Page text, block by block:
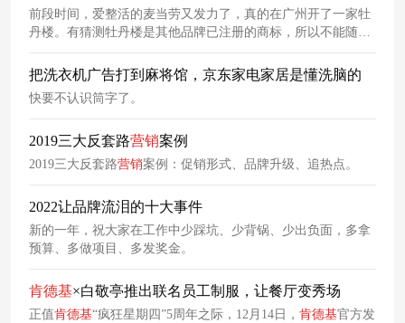
前段时间，爱整活的麦当劳又发力了，真的在广州开了一家牡
丹楼。有猜测牡丹楼是其他品牌已注册的商标，所以不能随意
使用。也有人说是因为该名字与麦当劳营业执照不符，所以被
强制拆除。主编想起，前段时间的天津麦当劳围挡，也使用了
方言
谐音梗，给网友们笑完了。
把洗衣机广告打到麻将馆，京东家电家居是懂洗脑的
快要不认识筒字了。
2019三大反套路营销案例
2019三大反套路营销案例：促销形式、品牌升级、追热点。
2022让品牌流泪的十大事件
新的一年，祝大家在工作中少踩坑、少背锅、少出负面，多拿
预算、多做项目、多发奖金。
肯德基×白敬亭推出联名员工制服，让餐厅变秀场
正值肯德基“疯狂星期四”5周年之际，12月14日， 肯德基官方发